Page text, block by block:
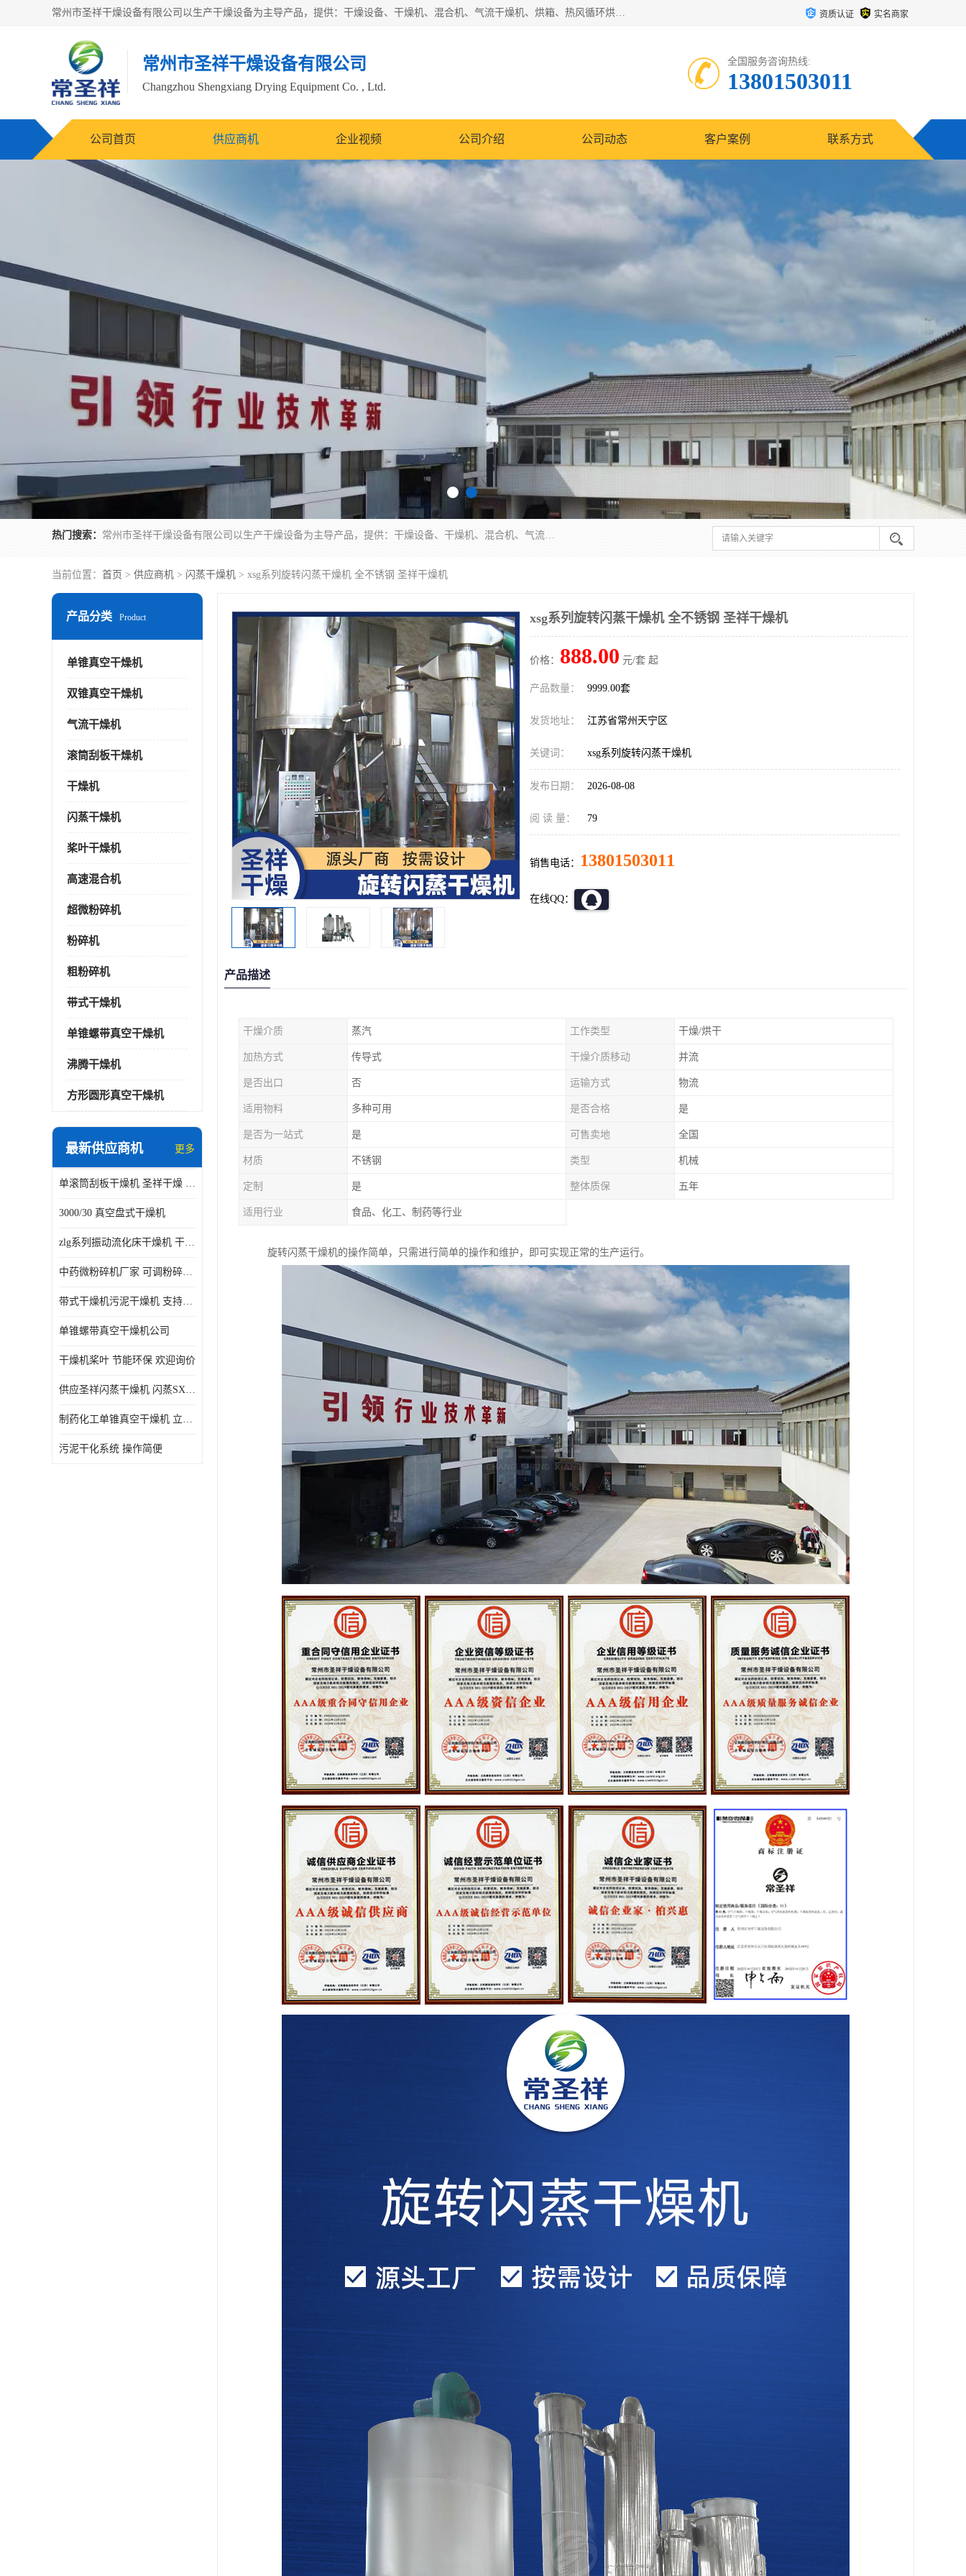
常州市圣祥干燥设备有限公司以生产干燥设备为主导产品，提供：干燥设备、干燥机、混合机、气流干燥机、烘箱、热风循环烘箱、沸腾干燥机、烘干机、喷雾干燥机等产品的生产、制造与销售服务。 资质认证 实名商家
常州市圣祥干燥设备有限公司
Changzhou Shengxiang Drying Equipment Co. , Ltd.
全国服务咨询热线:
13801503011
公司首页 供应商机 企业视频 公司介绍 公司动态 客户案例 联系方式
热门搜索： 常州市圣祥干燥设备有限公司以生产干燥设备为主导产品，提供：干燥设备、干燥机、混合机、气流干燥机、烘箱、热风循环烘箱、沸腾干燥机、烘干机、喷雾干燥机等产品的生产、制造与销售服务。
当前位置： 首页 > 供应商机 > 闪蒸干燥机 > xsg系列旋转闪蒸干燥机 全不锈钢 圣祥干燥机
产品分类 Product
单锥真空干燥机
双锥真空干燥机
气流干燥机
滚筒刮板干燥机
干燥机
闪蒸干燥机
桨叶干燥机
高速混合机
超微粉碎机
粉碎机
粗粉碎机
带式干燥机
单锥螺带真空干燥机
沸腾干燥机
方形圆形真空干燥机
最新供应商机 更多
单滚筒刮板干燥机 圣祥干燥 单辊
3000/30 真空盘式干燥机
zlg系列振动流化床干燥机 干燥速率 粉体干燥
中药微粉碎机厂家 可调粉碎粒度
带式干燥机污泥干燥机 支持定制 价格优惠
单锥螺带真空干燥机公司
干燥机桨叶 节能环保 欢迎询价
供应圣祥闪蒸干燥机 闪蒸SXG-16型干燥机
制药化工单锥真空干燥机 立式锥形螺带搅拌式真空烘干机
污泥干化系统 操作简便
xsg系列旋转闪蒸干燥机 全不锈钢 圣祥干燥机
价格： 888.00 元/套 起
产品数量： 9999.00套
发货地址： 江苏省常州天宁区
关键词： xsg系列旋转闪蒸干燥机
发布日期： 2026-08-08
阅 读 量： 79
销售电话： 13801503011
在线QQ：
产品描述
干燥介质 蒸汽 工作类型 干燥/烘干
加热方式 传导式 干燥介质移动 并流
是否出口 否 运输方式 物流
适用物料 多种可用 是否合格 是
是否为一站式 是 可售卖地 全国
材质 不锈钢 类型 机械
定制 是 整体质保 五年
适用行业 食品、化工、制药等行业
旋转闪蒸干燥机的操作简单，只需进行简单的操作和维护，即可实现正常的生产运行。